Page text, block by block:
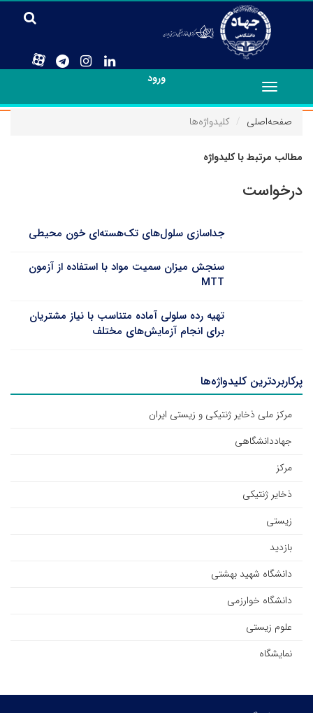
ورود
Toggle
navigation
صفحه‌اصلی
کلیدواژه‌ها
مطالب مرتبط با کلیدواژه
درخواست
جداسازی سلول‌های تک‌هسته‌ای خون محیطی
سنجش میزان سمیت مواد با استفاده از آزمون
MTT
تهیه رده سلولی آماده متناسب با نیاز مشتریان
برای انجام آزمایش‌های مختلف
پرکاربردترین کلیدواژه‌ها
مرکز ملی ذخایر ژنتیکی و زیستی ایران
جهاددانشگاهی
مرکز
ذخایر ژنتیکی
زیستی
بازدید
دانشگاه شهید بهشتی
دانشگاه خوارزمی
علوم زیستی
نمایشگاه